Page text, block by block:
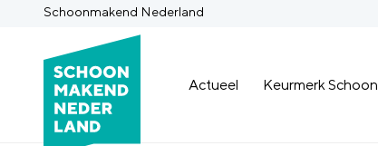
Schoonmakend Nederland
Actueel Keurmerk Schoon